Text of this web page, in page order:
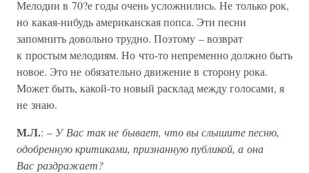
Мелодии в 70?е годы очень усложнились. Не только рок,
но какая-нибудь американская попса. Эти песни
запомнить довольно трудно. Поэтому – возврат
к простым мелодиям. Но что-то непременно должно быть
новое. Это не обязательно движение в сторону рока.
Может быть, какой-то новый расклад между голосами, я
не знаю.
М.Л.: – У Вас так не бывает, что вы слышите песню,
одобренную критиками, признанную публикой, а она
Вас раздражает?